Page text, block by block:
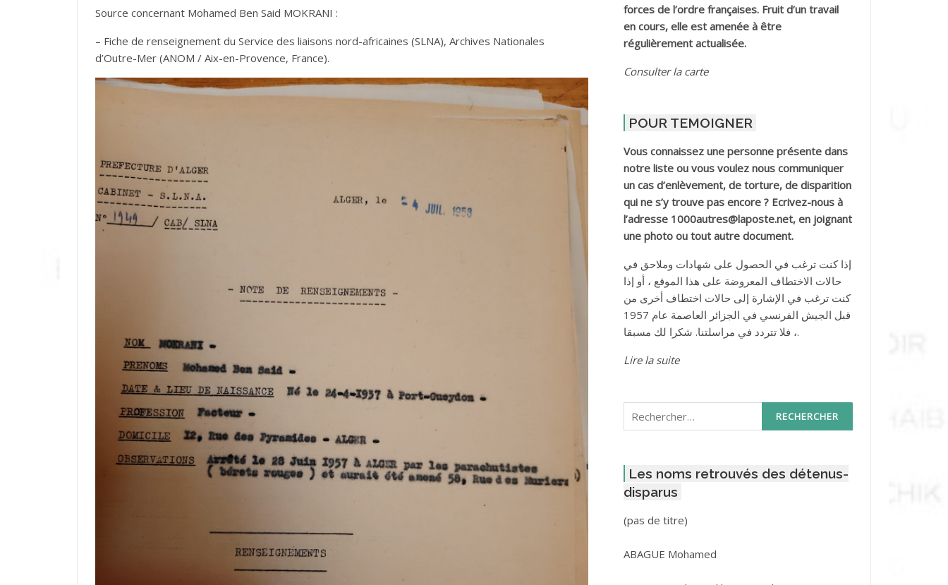
Source concernant Mohamed Ben Said MOKRANI :
– Fiche de renseignement du Service des liaisons nord-africaines (SLNA), Archives Nationales
d’Outre-Mer (ANOM / Aix-en-Provence, France).
forces de l’ordre françaises. Fruit d’un travail
en cours, elle est amenée à être
régulièrement actualisée.
Consulter la carte
POUR TEMOIGNER
Vous connaissez une personne présente dans
notre liste ou vous voulez nous communiquer
un cas d’enlèvement, de torture, de disparition
qui ne s’y trouve pas encore ? Ecrivez-nous à
l’adresse 1000autres@laposte.net, en joignant
une photo ou tout autre document.
إذا كنت ترغب في الحصول على شهادات وملاحق في
حالات الاختطاف المعروضة على هذا الموقع ، أو إذا
كنت ترغب في الإشارة إلى حالات اختطاف أخرى من
قبل الجيش الفرنسي في الجزائر العاصمة عام 1957
، فلا تتردد في مراسلتنا. شكرا لك مسبقا.
Lire la suite
Rechercher :
Les noms retrouvés des détenus-
disparus
(pas de titre)Post
3416
ABAGUE Mohamed